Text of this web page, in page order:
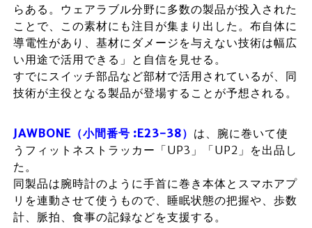
らある。ウェアラブル分野に多数の製品が投入された
ことで、この素材にも注目が集まり出した。布自体に
導電性があり、基材にダメージを与えない技術は幅広
い用途で活用できる」と自信を見せる。
すでにスイッチ部品など部材で活用されているが、同
技術が主役となる製品が登場することが予想される。
JAWBONE（小間番号 :E23-38） は、腕に巻いて使
うフィットネストラッカー「UP3」「UP2」を出品し
た。
同製品は腕時計のように手首に巻き本体とスマホアプ
リを連動させて使うもので、睡眠状態の把握や、歩数
計、脈拍、食事の記録などを支援する。